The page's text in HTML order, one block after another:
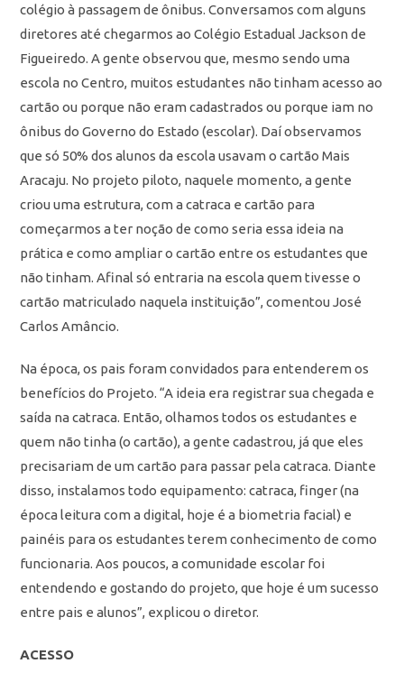
colégio à passagem de ônibus. Conversamos com alguns
diretores até chegarmos ao Colégio Estadual Jackson de
Figueiredo. A gente observou que, mesmo sendo uma
escola no Centro, muitos estudantes não tinham acesso ao
cartão ou porque não eram cadastrados ou porque iam no
ônibus do Governo do Estado (escolar). Daí observamos
que só 50% dos alunos da escola usavam o cartão Mais
Aracaju. No projeto piloto, naquele momento, a gente
criou uma estrutura, com a catraca e cartão para
começarmos a ter noção de como seria essa ideia na
prática e como ampliar o cartão entre os estudantes que
não tinham. Afinal só entraria na escola quem tivesse o
cartão matriculado naquela instituição”, comentou José
Carlos Amâncio.
Na época, os pais foram convidados para entenderem os
benefícios do Projeto. “A ideia era registrar sua chegada e
saída na catraca. Então, olhamos todos os estudantes e
quem não tinha (o cartão), a gente cadastrou, já que eles
precisariam de um cartão para passar pela catraca. Diante
disso, instalamos todo equipamento: catraca, finger (na
época leitura com a digital, hoje é a biometria facial) e
painéis para os estudantes terem conhecimento de como
funcionaria. Aos poucos, a comunidade escolar foi
entendendo e gostando do projeto, que hoje é um sucesso
entre pais e alunos”, explicou o diretor.
ACESSO